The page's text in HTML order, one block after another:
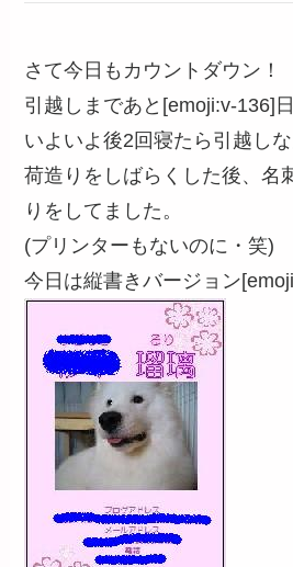
さて今日もカウントダウン！
引越しまであと[emoji:v-136]
いよいよ後2回寝たら引越しな
荷造りをしばらくした後、名
りをしてました。
(プリンターもないのに・笑)
今日は縦書きバージョン